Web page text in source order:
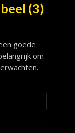
(3)
goede
om